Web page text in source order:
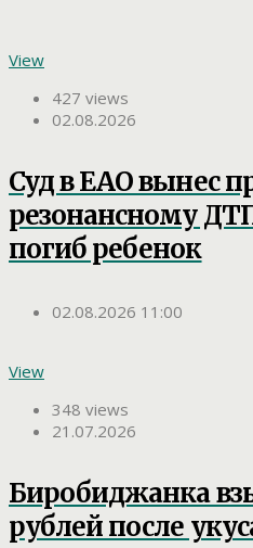
View
427 views
02.08.2026
Суд в ЕАО вынес
резонансному
погиб ребенок
02.08.2026 11:00
View
348 views
21.07.2026
Биробиджанка
рублей после